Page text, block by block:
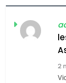
2